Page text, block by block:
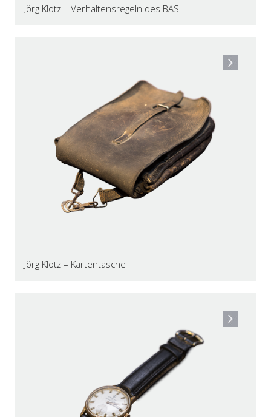
Jörg Klotz – Verhaltensregeln des BAS
Jörg Klotz – Kartentasche